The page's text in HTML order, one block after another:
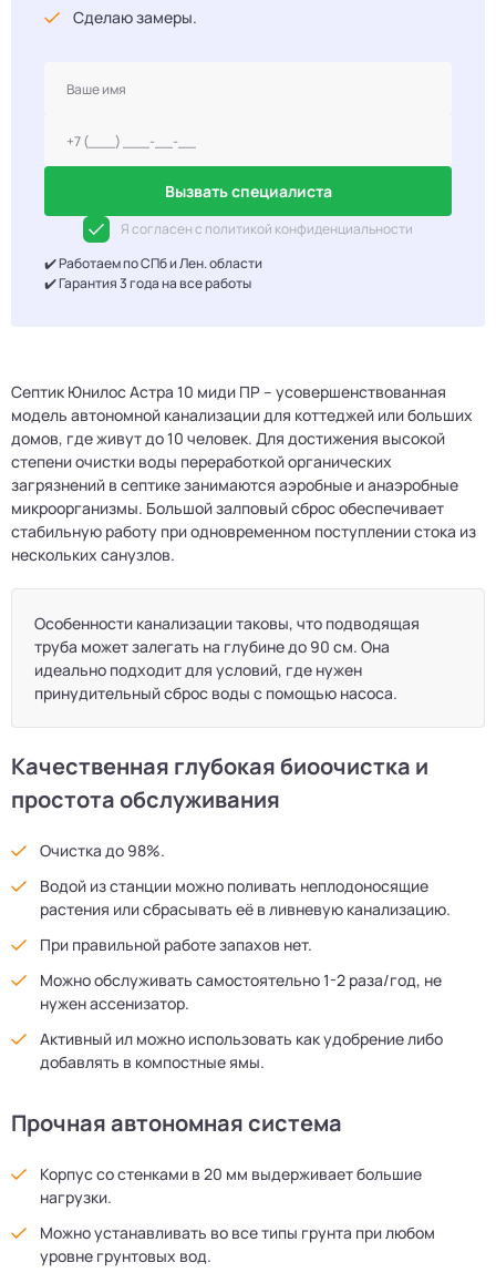
Сделаю замеры.
Вызвать специалиста
Я согласен с политикой конфиденциальности
✔️ Работаем по СПб и Лен. области
✔️ Гарантия 3 года на все работы
Септик Юнилос Астра 10 миди ПР – усовершенствованная
модель автономной канализации для коттеджей или больших
домов, где живут до 10 человек. Для достижения высокой
степени очистки воды переработкой органических
загрязнений в септике занимаются аэробные и анаэробные
микроорганизмы. Большой залповый сброс обеспечивает
стабильную работу при одновременном поступлении стока из
нескольких санузлов.
Особенности канализации таковы, что подводящая
труба может залегать на глубине до 90 см. Она
идеально подходит для условий, где нужен
принудительный сброс воды с помощью насоса.
Качественная глубокая биоочистка и
простота обслуживания
Очистка до 98%.
Водой из станции можно поливать неплодоносящие
растения или сбрасывать её в ливневую канализацию.
При правильной работе запахов нет.
Можно обслуживать самостоятельно 1-2 раза/год, не
нужен ассенизатор.
Активный ил можно использовать как удобрение либо
добавлять в компостные ямы.
Прочная автономная система
Корпус со стенками в 20 мм выдерживает большие
нагрузки.
Можно устанавливать во все типы грунта при любом
уровне грунтовых вод.